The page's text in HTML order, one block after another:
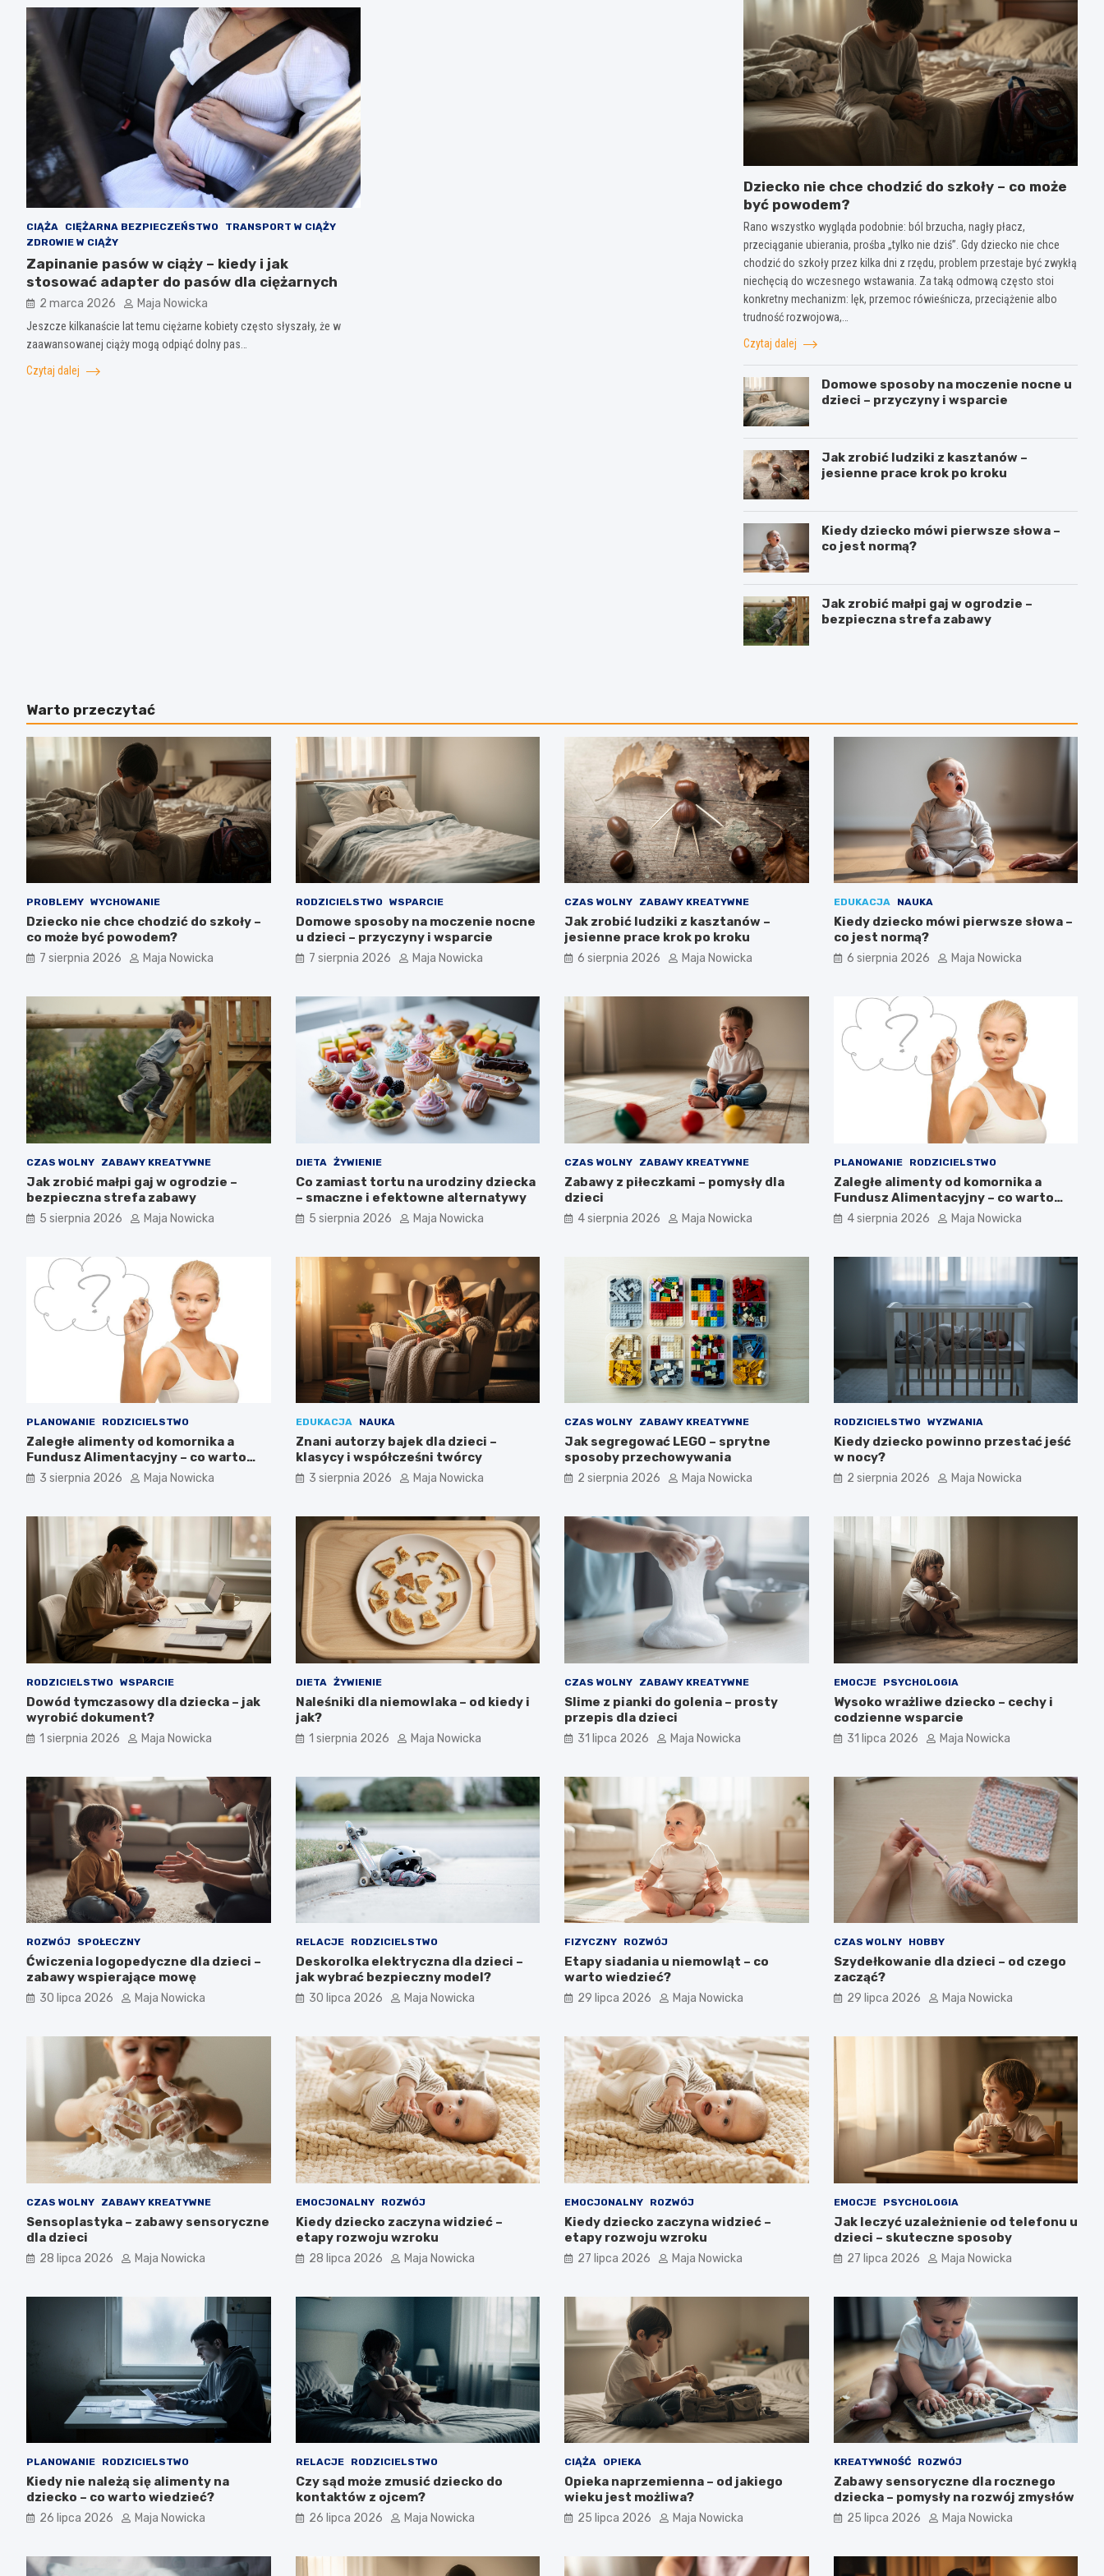
CIĄŻA CIĘŻARNA BEZPIECZEŃSTWO
TRANSPORT W CIĄŻY
ZDROWIE W CIĄŻY
Zapinanie pasów w ciąży – kiedy i jak
stosować adapter do pasów dla ciężarnych
2 marca 2026 Maja Nowicka
Jeszcze kilkanaście lat temu ciężarne kobiety często słyszały, że w
zaawansowanej ciąży mogą odpiąć dolny pas…
Czytaj dalej
Dziecko nie chce chodzić do szkoły – co może
być powodem?
Rano wszystko wygląda podobnie: ból brzucha, nagły płacz,
przeciąganie ubierania, prośba „tylko nie dziś”. Gdy dziecko nie chce
chodzić do szkoły przez kilka dni z rzędu, problem przestaje być zwykłą
niechęcią do wczesnego wstawania. Za taką odmową często stoi
konkretny mechanizm: lęk, przemoc rówieśnicza, przeciążenie albo
trudność rozwojowa,…
Czytaj dalej
Domowe sposoby na moczenie nocne u
dzieci – przyczyny i wsparcie
Jak zrobić ludziki z kasztanów –
jesienne prace krok po kroku
Kiedy dziecko mówi pierwsze słowa –
co jest normą?
Jak zrobić małpi gaj w ogrodzie –
bezpieczna strefa zabawy
Warto przeczytać
PROBLEMY WYCHOWANIE
Dziecko nie chce chodzić do szkoły –
co może być powodem?
7 sierpnia 2026 Maja Nowicka
RODZICIELSTWO WSPARCIE
Domowe sposoby na moczenie nocne
u dzieci – przyczyny i wsparcie
7 sierpnia 2026 Maja Nowicka
CZAS WOLNY ZABAWY KREATYWNE
Jak zrobić ludziki z kasztanów –
jesienne prace krok po kroku
6 sierpnia 2026 Maja Nowicka
EDUKACJA NAUKA
Kiedy dziecko mówi pierwsze słowa –
co jest normą?
6 sierpnia 2026 Maja Nowicka
CZAS WOLNY ZABAWY KREATYWNE
Jak zrobić małpi gaj w ogrodzie –
bezpieczna strefa zabawy
5 sierpnia 2026 Maja Nowicka
DIETA ŻYWIENIE
Co zamiast tortu na urodziny dziecka
– smaczne i efektowne alternatywy
5 sierpnia 2026 Maja Nowicka
CZAS WOLNY ZABAWY KREATYWNE
Zabawy z piłeczkami – pomysły dla
dzieci
4 sierpnia 2026 Maja Nowicka
PLANOWANIE RODZICIELSTWO
Zaległe alimenty od komornika a
Fundusz Alimentacyjny – co warto
wiedzieć?
4 sierpnia 2026 Maja Nowicka
PLANOWANIE RODZICIELSTWO
Zaległe alimenty od komornika a
Fundusz Alimentacyjny – co warto
wiedzieć?
3 sierpnia 2026 Maja Nowicka
EDUKACJA NAUKA
Znani autorzy bajek dla dzieci –
klasycy i współcześni twórcy
3 sierpnia 2026 Maja Nowicka
CZAS WOLNY ZABAWY KREATYWNE
Jak segregować LEGO – sprytne
sposoby przechowywania
2 sierpnia 2026 Maja Nowicka
RODZICIELSTWO WYZWANIA
Kiedy dziecko powinno przestać jeść
w nocy?
2 sierpnia 2026 Maja Nowicka
RODZICIELSTWO WSPARCIE
Dowód tymczasowy dla dziecka – jak
wyrobić dokument?
1 sierpnia 2026 Maja Nowicka
DIETA ŻYWIENIE
Naleśniki dla niemowlaka – od kiedy i
jak?
1 sierpnia 2026 Maja Nowicka
CZAS WOLNY ZABAWY KREATYWNE
Slime z pianki do golenia – prosty
przepis dla dzieci
31 lipca 2026 Maja Nowicka
EMOCJE PSYCHOLOGIA
Wysoko wrażliwe dziecko – cechy i
codzienne wsparcie
31 lipca 2026 Maja Nowicka
ROZWÓJ SPOŁECZNY
Ćwiczenia logopedyczne dla dzieci –
zabawy wspierające mowę
30 lipca 2026 Maja Nowicka
RELACJE RODZICIELSTWO
Deskorolka elektryczna dla dzieci –
jak wybrać bezpieczny model?
30 lipca 2026 Maja Nowicka
FIZYCZNY ROZWÓJ
Etapy siadania u niemowląt – co
warto wiedzieć?
29 lipca 2026 Maja Nowicka
CZAS WOLNY HOBBY
Szydełkowanie dla dzieci – od czego
zacząć?
29 lipca 2026 Maja Nowicka
CZAS WOLNY ZABAWY KREATYWNE
Sensoplastyka – zabawy sensoryczne
dla dzieci
28 lipca 2026 Maja Nowicka
EMOCJONALNY ROZWÓJ
Kiedy dziecko zaczyna widzieć –
etapy rozwoju wzroku
28 lipca 2026 Maja Nowicka
EMOCJONALNY ROZWÓJ
Kiedy dziecko zaczyna widzieć –
etapy rozwoju wzroku
27 lipca 2026 Maja Nowicka
EMOCJE PSYCHOLOGIA
Jak leczyć uzależnienie od telefonu u
dzieci – skuteczne sposoby
27 lipca 2026 Maja Nowicka
PLANOWANIE RODZICIELSTWO
Kiedy nie należą się alimenty na
dziecko – co warto wiedzieć?
26 lipca 2026 Maja Nowicka
RELACJE RODZICIELSTWO
Czy sąd może zmusić dziecko do
kontaktów z ojcem?
26 lipca 2026 Maja Nowicka
CIĄŻA OPIEKA
Opieka naprzemienna – od jakiego
wieku jest możliwa?
25 lipca 2026 Maja Nowicka
KREATYWNOŚĆ ROZWÓJ
Zabawy sensoryczne dla rocznego
dziecka – pomysły na rozwój zmysłów
25 lipca 2026 Maja Nowicka